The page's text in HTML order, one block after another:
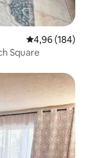
4,96 av 5 i
4,96 (184)
Square